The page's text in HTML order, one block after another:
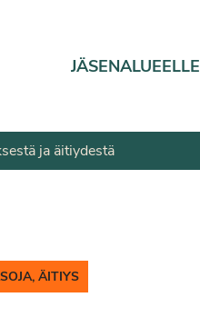
JÄSENALUEELLE
ja äitiydestä
ÄITIYS